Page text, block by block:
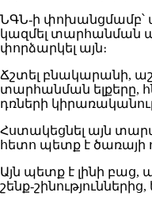
ՆԳՆ-ի
կազմել տարհանման
փորձարկել այն։
Ճշտել բնակարանի,
տարհանման ելքերը,
դռների
Հստակեցնել այն
հետո պետք է
Այն պետք է լինի բաց,
շենք-